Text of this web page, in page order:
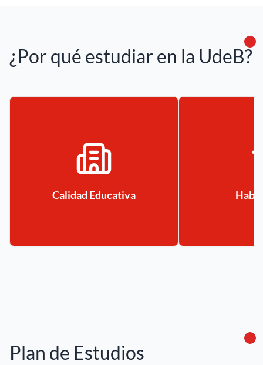
¿Por qué estudiar en la UdeB?
Calidad Educativa
Plan de Estudios